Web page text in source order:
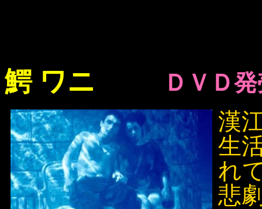
鰐 ワニ
ＤＶＤ
漢
生
れ
悲